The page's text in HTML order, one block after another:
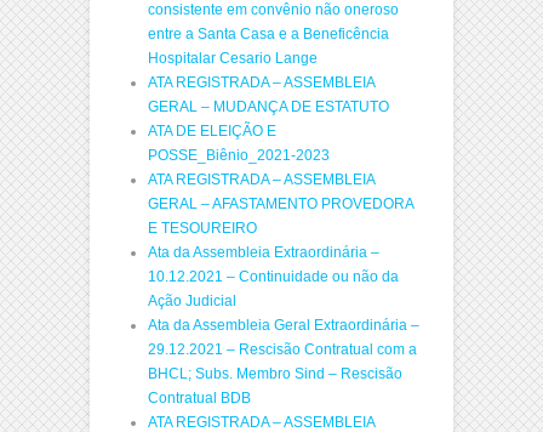
consistente em convênio não oneroso
entre a Santa Casa e a Beneficência
Hospitalar Cesario Lange
ATA REGISTRADA – ASSEMBLEIA
GERAL – MUDANÇA DE ESTATUTO
ATA DE ELEIÇÃO E
POSSE_Biênio_2021-2023
ATA REGISTRADA – ASSEMBLEIA
GERAL – AFASTAMENTO PROVEDORA
E TESOUREIRO
Ata da Assembleia Extraordinária –
10.12.2021 – Continuidade ou não da
Ação Judicial
Ata da Assembleia Geral Extraordinária –
29.12.2021 – Rescisão Contratual com a
BHCL; Subs. Membro Sind – Rescisão
Contratual BDB
ATA REGISTRADA – ASSEMBLEIA